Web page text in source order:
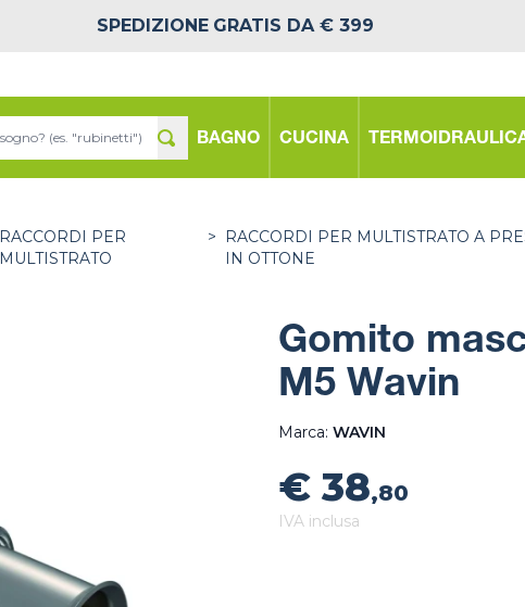
SPEDIZIONE GRATIS DA € 399
BAGNO CUCINA
RACCORDI PER
MULTISTRATO
>
RACCORDI PER MULTISTRATO A
IN OTTONE
Gomito
M5 Wavin
Marca: WAVIN
€ 38,80
IVA inclusa